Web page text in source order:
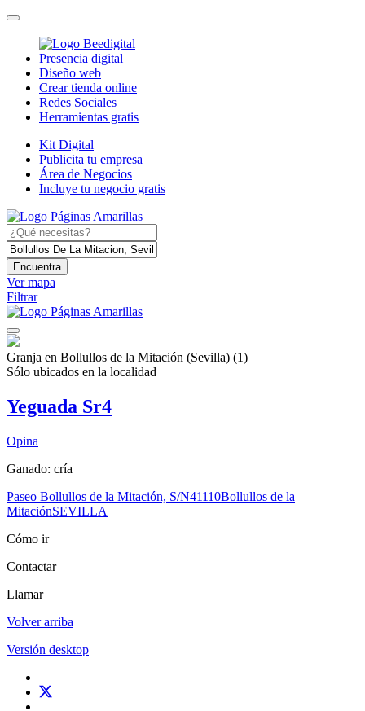
Presencia digital
Diseño web
Crear tienda online
Redes Sociales
Herramientas gratis
Kit Digital
Publicita tu empresa
Área de Negocios
Incluye tu negocio gratis
Encuentra
Ver mapa
Filtrar
Granja en Bollullos de la Mitación (Sevilla) (1)
Sólo ubicados en la localidad
Yeguada Sr4
Opina
Ganado: cría
Paseo Bollullos de la Mitación, S/N41110Bollullos de la
MitaciónSEVILLA
Cómo ir
Contactar
Llamar
Volver arriba
Versión desktop